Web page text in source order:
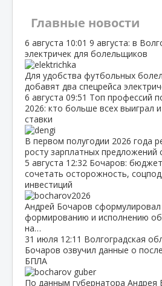
Главные новости
6 августа 10:01 9 августа: в
электричек для болельщиков
Для удобства футбольных
добавят два спецрейса
6 августа 09:51 Топ профессий
2026: кто больше всех выиграл
ставки
В первом полугодии 2026 года
росту зарплатных предложений
5 августа 12:32 Бочаров:
сочетать осторожность,
инвестиций
Андрей Бочаров сформулировал
формированию и исполнению
на…
31 июля 12:11 Волгоградская
Бочаров озвучил данные о
БПЛА
По данным губернатора Андрея